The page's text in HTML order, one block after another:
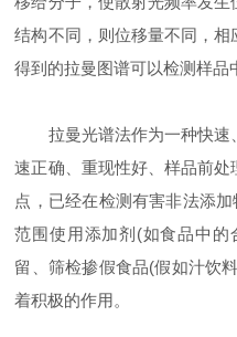
结构不同，则位移量不同，相
得到的拉曼图谱可以检测样品
拉曼光谱法作为一种快速
速正确、重现性好、样品前
点，已经在检测有害非法添
范围使用添加剂(如食品中
留、筛检掺假食品(假如汁饮
着积极的作用。